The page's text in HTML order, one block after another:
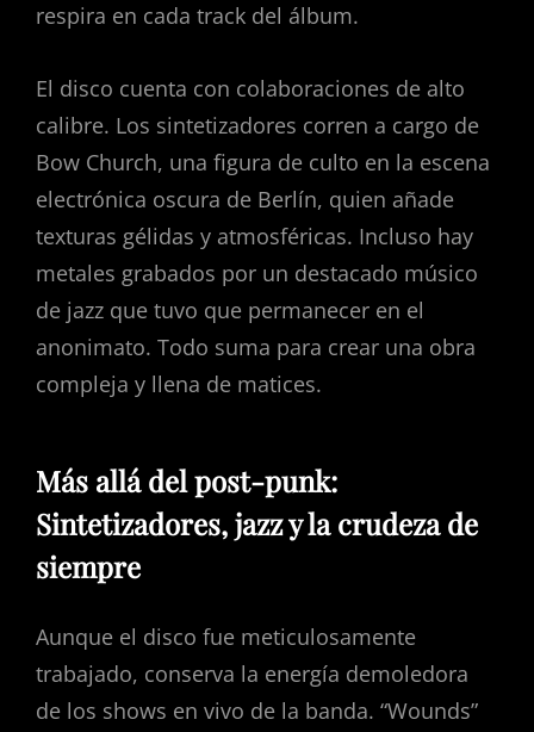
respira en cada track del álbum.
El disco cuenta con colaboraciones de alto
calibre. Los sintetizadores corren a cargo de
Bow Church, una figura de culto en la escena
electrónica oscura de Berlín, quien añade
texturas gélidas y atmosféricas. Incluso hay
metales grabados por un destacado músico
de jazz que tuvo que permanecer en el
anonimato. Todo suma para crear una obra
compleja y llena de matices.
Más allá del post-punk:
Sintetizadores, jazz y la crudeza de
siempre
Aunque el disco fue meticulosamente
trabajado, conserva la energía demoledora
de los shows en vivo de la banda. “Wounds”